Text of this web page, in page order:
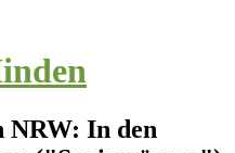
NRW: In den